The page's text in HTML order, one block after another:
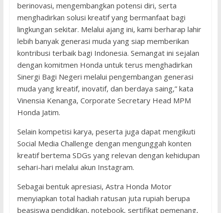
berinovasi, mengembangkan potensi diri, serta
menghadirkan solusi kreatif yang bermanfaat bagi
lingkungan sekitar. Melalui ajang ini, kami berharap lahir
lebih banyak generasi muda yang siap memberikan
kontribusi terbaik bagi Indonesia. Semangat ini sejalan
dengan komitmen Honda untuk terus menghadirkan
Sinergi Bagi Negeri melalui pengembangan generasi
muda yang kreatif, inovatif, dan berdaya saing,” kata
Vinensia Kenanga, Corporate Secretary Head MPM
Honda Jatim.
Selain kompetisi karya, peserta juga dapat mengikuti
Social Media Challenge dengan mengunggah konten
kreatif bertema SDGs yang relevan dengan kehidupan
sehari-hari melalui akun Instagram.
Sebagai bentuk apresiasi, Astra Honda Motor
menyiapkan total hadiah ratusan juta rupiah berupa
beasiswa pendidikan, notebook, sertifikat pemenang,